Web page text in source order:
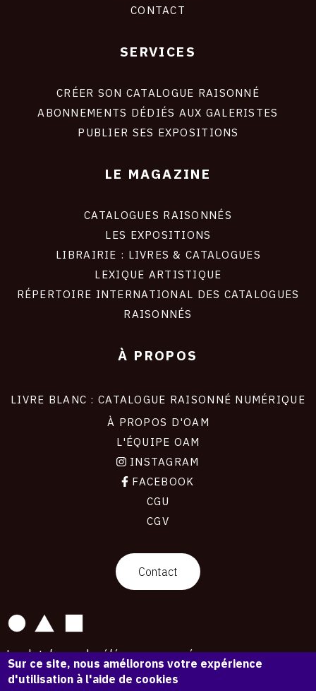
CONTACT
SERVICES
CRÉER SON CATALOGUE RAISONNÉ
ABONNEMENTS DÉDIÉS AUX GALERISTES
PUBLIER SES EXPOSITIONS
LE MAGAZINE
CATALOGUES RAISONNÉS
LES EXPOSITIONS
LIBRAIRIE : LIVRES & CATALOGUES
LEXIQUE ARTISTIQUE
RÉPERTOIRE INTERNATIONAL DES CATALOGUES
RAISONNÉS
À PROPOS
LIVRE BLANC : CATALOGUE RAISONNÉ NUMÉRIQUE
À PROPOS D'OAM
L'ÉQUIPE OAM
INSTAGRAM
FACEBOOK
CGU
CGV
Contact
La plateforme de référence pour créer,
conserver et promouvoir l'Histoire de l'Art.
Des catalogues raisonnés aux archives
Sur ce site, nous améliorons votre expérience
d'utilisation à l'aide de cookies